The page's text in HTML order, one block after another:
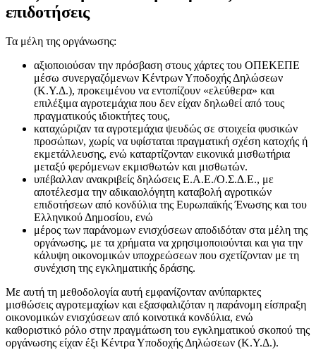
επιδοτήσεις
Τα μέλη της οργάνωσης:
αξιοποιούσαν την πρόσβαση στους χάρτες του ΟΠΕΚΕΠΕ
μέσω συνεργαζόμενων Κέντρων Υποδοχής Δηλώσεων
(Κ.Υ.Δ.), προκειμένου να εντοπίζουν «ελεύθερα» και
επιλέξιμα αγροτεμάχια που δεν είχαν δηλωθεί από τους
πραγματικούς ιδιοκτήτες τους,
καταχώριζαν τα αγροτεμάχια ψευδώς σε στοιχεία φυσικών
προσώπων, χωρίς να υφίσταται πραγματική σχέση κατοχής ή
εκμετάλλευσης, ενώ καταρτίζονταν εικονικά μισθωτήρια
μεταξύ φερόμενων εκμισθωτών και μισθωτών.
υπέβαλλαν ανακριβείς δηλώσεις Ε.Α.Ε./Ο.Σ.Δ.Ε., με
αποτέλεσμα την αδικαιολόγητη καταβολή αγροτικών
επιδοτήσεων από κονδύλια της Ευρωπαϊκής Ένωσης και του
Ελληνικού Δημοσίου, ενώ
μέρος των παράνομων ενισχύσεων αποδιδόταν στα μέλη της
οργάνωσης, με τα χρήματα να χρησιμοποιούνται και για την
κάλυψη οικονομικών υποχρεώσεων που σχετίζονταν με τη
συνέχιση της εγκληματικής δράσης.
Με αυτή τη μεθοδολογία αυτή εμφανίζονταν ανύπαρκτες
μισθώσεις αγροτεμαχίων και εξασφαλιζόταν η παράνομη είσπραξη
οικονομικών ενισχύσεων από κοινοτικά κονδύλια, ενώ
καθοριστικό ρόλο στην πραγμάτωση του εγκληματικού σκοπού της
οργάνωσης είχαν έξι Κέντρα Υποδοχής Δηλώσεων (Κ.Υ.Δ.).